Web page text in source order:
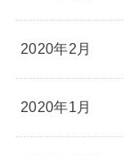
2020年2月
2020年1月